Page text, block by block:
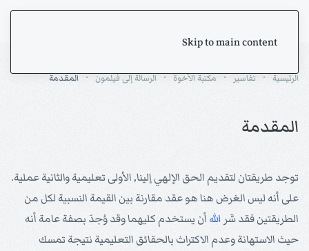
Skip to main content
الرئيسية تفاسير مكتبة الأخوة الرسالة إلى فيلمون المقدمة
المقدمة
توجد طريقتان لتقديم الحق الإلهي إلينا, الأولى تعليمية والثانية عملية.
على أنه ليس الغرض هنا هو عقد مقارنة بين القيمة النسبية لكل من
الطريقتين فقد سَّر الله أن يستخدم كليهما وقد وُجدَ بصفة عامة أنه
حيث الاستهانة وعدم الاكتراث بالحقائق التعليمية نتيجة تمسك